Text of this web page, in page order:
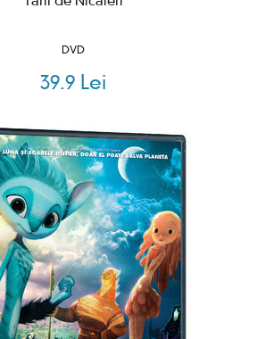
DVD
39.9 Lei